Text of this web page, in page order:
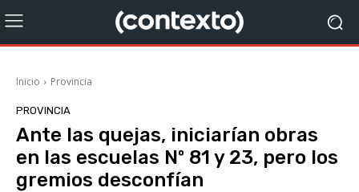
Inicio Provincia
PROVINCIA
Ante las quejas, iniciarían obras
en las escuelas Nº 81 y 23, pero los
gremios desconfían